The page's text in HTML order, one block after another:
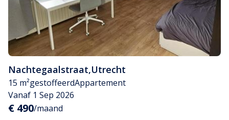
Nachtegaalstraat,Utrecht
15 m²gestoffeerdAppartement
Vanaf 1 Sep 2026
€ 490/maand